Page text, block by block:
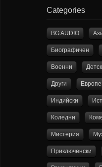
Categories
BG AUDIO
Биографичен
Военни
Други
Индийски
Коледни
Мистерия
Приключенски